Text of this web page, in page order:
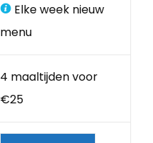
Elke week nieuw
menu
4 maaltijden voor
€25